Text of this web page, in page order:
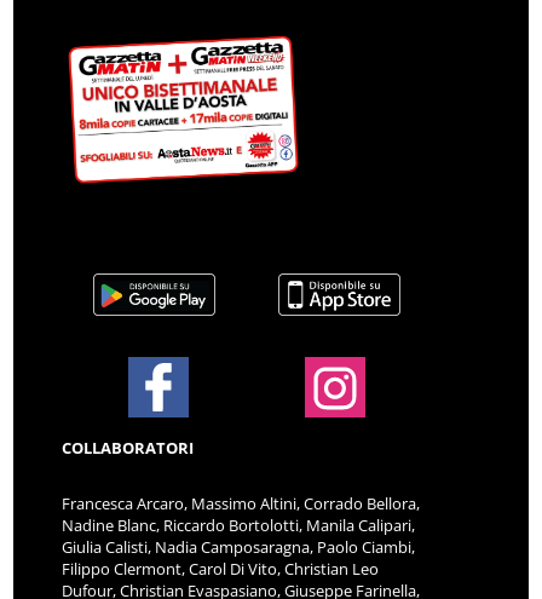
COLLABORATORI
Francesca Arcaro, Massimo Altini, Corrado Bellora,
Nadine Blanc, Riccardo Bortolotti, Manila Calipari,
Giulia Calisti, Nadia Camposaragna, Paolo Ciambi,
Filippo Clermont, Carol Di Vito, Christian Leo
Dufour, Christian Evaspasiano, Giuseppe Farinella,